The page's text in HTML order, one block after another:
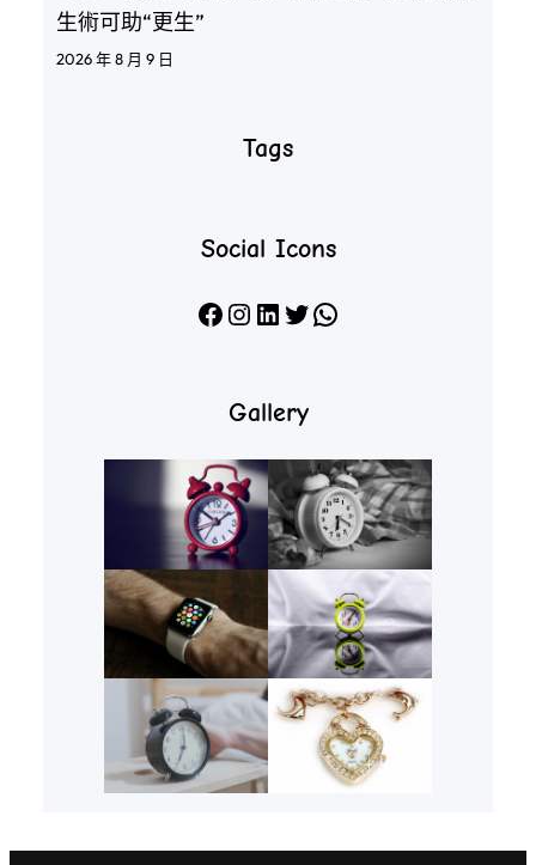
生術可助“更生”
2026 年 8 月 9 日
Tags
Social Icons
Facebook Instagram LinkedIn X WhatsApp
Gallery